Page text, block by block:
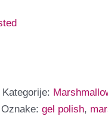
Kategorije:
Oznake: gel polish,